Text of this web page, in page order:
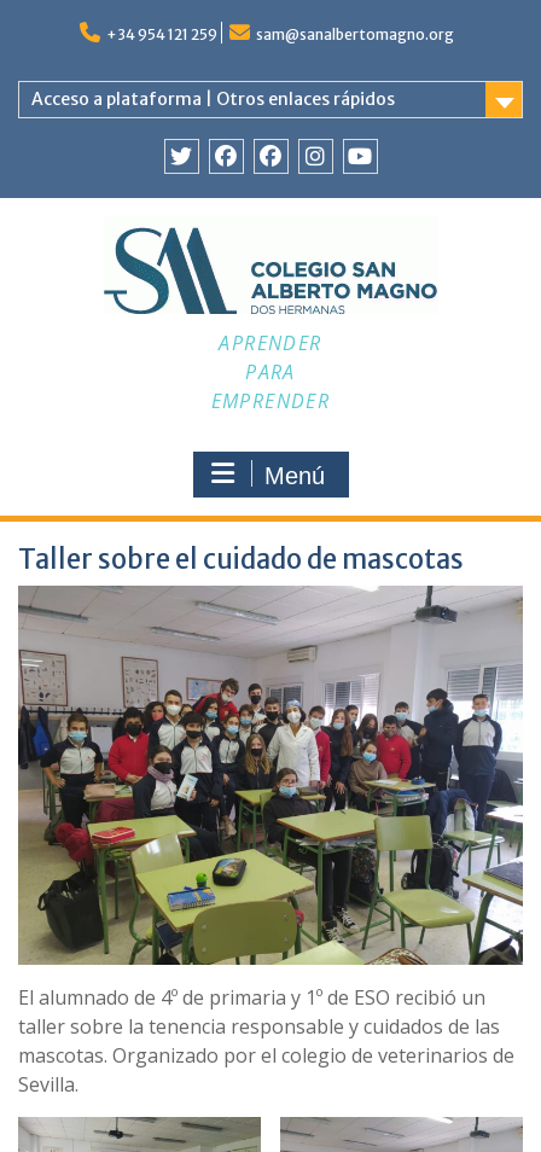
+34 954 121 259 sam@sanalbertomagno.org
Acceso a plataforma | Otros enlaces rápidos
APRENDER
PARA
EMPRENDER
Menú
Taller sobre el cuidado de mascotas
El alumnado de 4º de primaria y 1º de ESO recibió un
taller sobre la tenencia responsable y cuidados de las
mascotas. Organizado por el colegio de veterinarios de
Sevilla.